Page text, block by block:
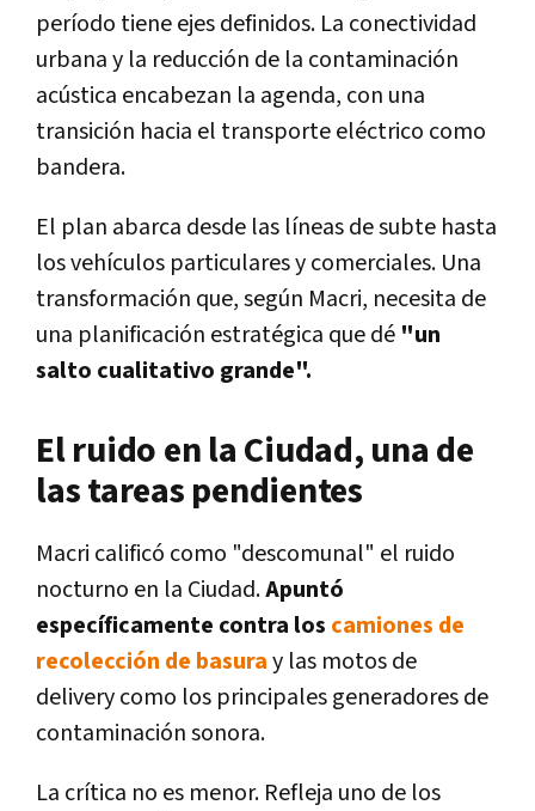
período tiene ejes definidos. La conectividad
urbana y la reducción de la contaminación
acústica encabezan la agenda, con una
transición hacia el transporte eléctrico como
bandera.
El plan abarca desde las líneas de subte hasta
los vehículos particulares y comerciales. Una
transformación que, según Macri, necesita de
una planificación estratégica que dé "un
salto cualitativo grande".
El ruido en la Ciudad, una de
las tareas pendientes
Macri calificó como "descomunal" el ruido
nocturno en la Ciudad.Apuntó
específicamente contra los camiones de
recolección de basuray las motos de
delivery como los principales generadores de
contaminación sonora.
La crítica no es menor. Refleja uno de los